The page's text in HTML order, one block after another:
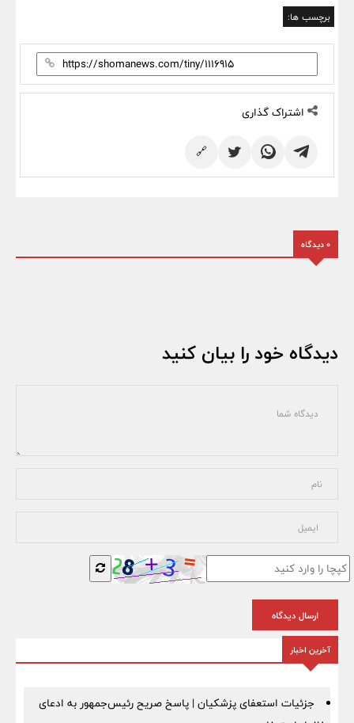
برچسب ها:
اشتراک گذاری
🔗
0 دیدگاه
دیدگاه خود را بیان کنید
ارسال دیدگاه
آخرین اخبار
جزئیات استعفای پزشکیان | پاسخ صریح رئیس‌جمهور به ادعای